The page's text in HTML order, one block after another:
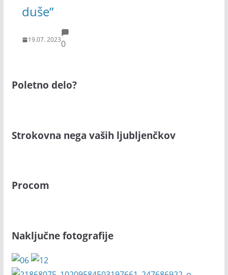
duše”
19.07. 20230
Poletno delo?
Strokovna nega vaših ljubljenčkov
Procom
Naključne fotografije